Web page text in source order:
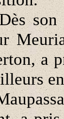
a